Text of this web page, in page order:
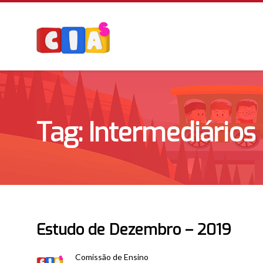
Tag: Intermediários
Estudo de Dezembro – 2019
Comissão de Ensino